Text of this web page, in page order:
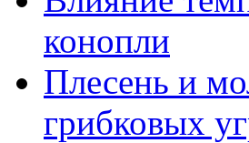
конопли
Плесень и
грибковых